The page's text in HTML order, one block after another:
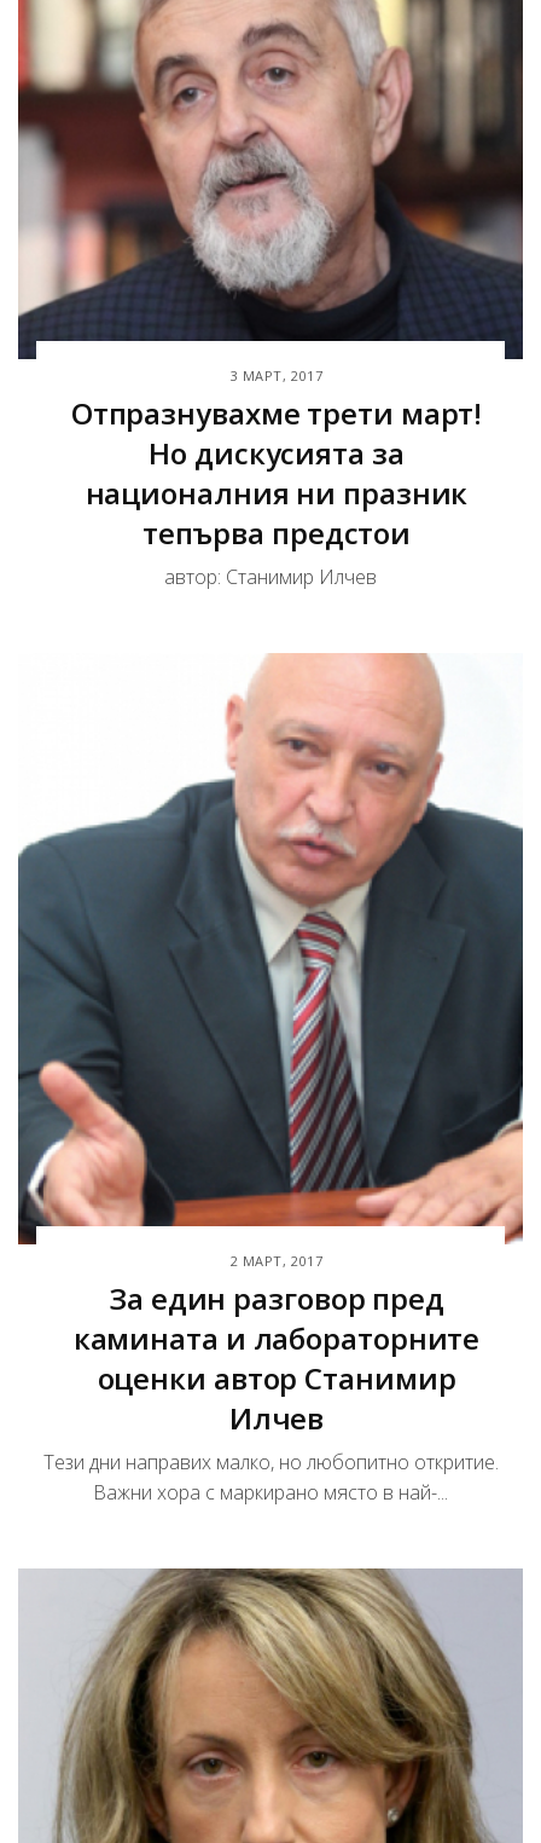
3 МАРТ, 2017
Отпразнувахме трети март!
Но дискусията за
националния ни празник
тепърва предстои
автор: Станимир Илчев
2 МАРТ, 2017
За един разговор пред
камината и лабораторните
оценки автор Станимир
Илчев
Тези дни направих малко, но любопитно откритие.
Важни хора с маркирано място в най-...